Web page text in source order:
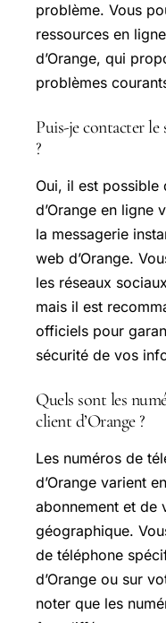
problème. Vous
ressources en
d’Orange, qui
problèmes
Puis-je contacter le
?
Oui, il est
d’Orange en ligne
la messagerie
web d’Orange.
les réseaux
mais il est
officiels pour
sécurité de vos
Quels sont les
client d’Orange ?
Les numéros de
d’Orange varient
abonnement et de
géographique.
de téléphone
d’Orange ou sur
noter que les